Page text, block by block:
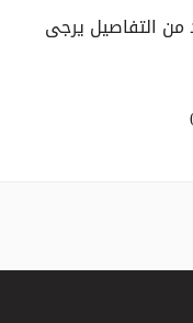
من التفاصيل يرجى